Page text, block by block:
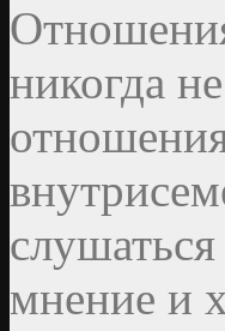
никогда
мнение и